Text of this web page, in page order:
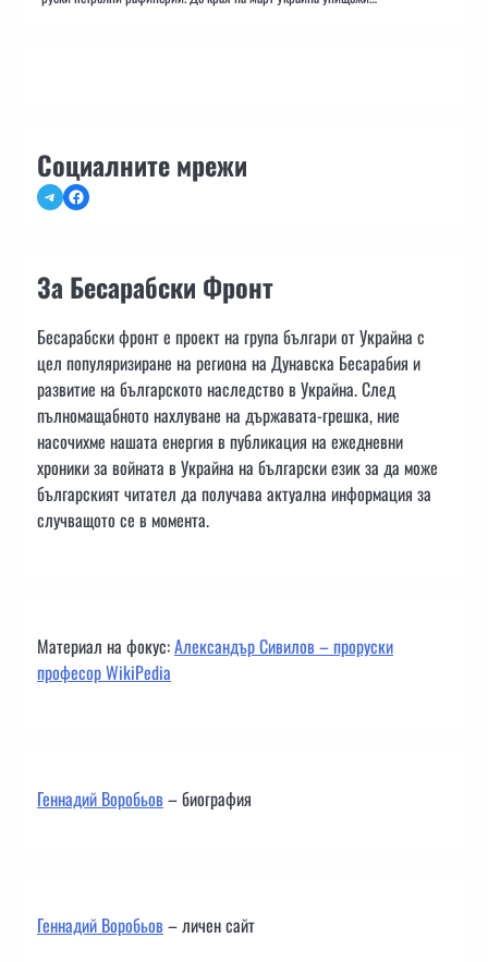
Социалните мрежи
TelegramFacebook
За Бесарабски Фронт
Бесарабски фронт е проект на група българи от Украйна с
цел популяризиране на региона на Дунавска Бесарабия и
развитие на българското наследство в Украйна. След
пълномащабното нахлуване на държавата-грешка, ние
насочихме нашата енергия в публикация на ежедневни
хроники за войната в Украйна на български език за да може
българският читател да получава актуална информация за
случващото се в момента.
Материал на фокус:Александър Сивилов – проруски
професор WikiPedia
Геннадий Воробьов– биография
Геннадий Воробьов– личен сайт